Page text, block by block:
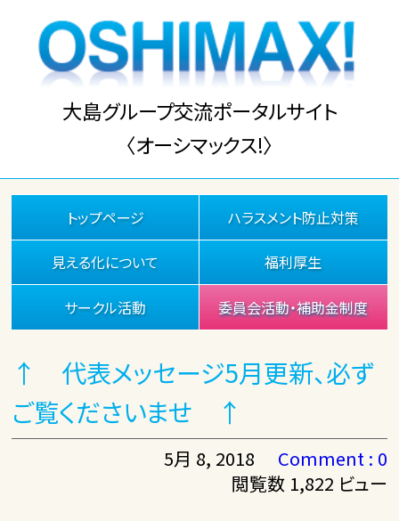
大島グループ交流ポータルサイト
〈オーシマックス!〉
トップページ ハラスメント防止対策
見える化について 福利厚生
サークル活動 委員会活動・補助金制度
↑ 代表メッセージ5月更新、必ず
ご覧くださいませ ↑
5月 8, 2018
Comment : 0
閲覧数 1,822 ビュー